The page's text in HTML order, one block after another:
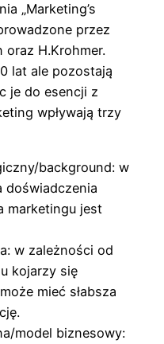
„Marketing’s
przez
oraz H.Krohmer.
lat ale pozostają
je do esencji z
wpływają trzy
background: w
doświadczenia
marketingu jest
w zależności od
kojarzy się
mieć słabsza
model biznesowy: